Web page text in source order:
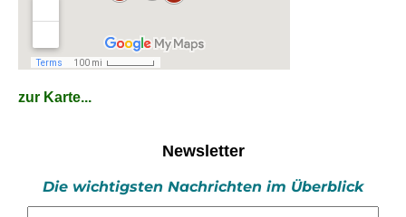
zur Karte...
Newsletter
Die wichtigsten Nachrichten im Überblick